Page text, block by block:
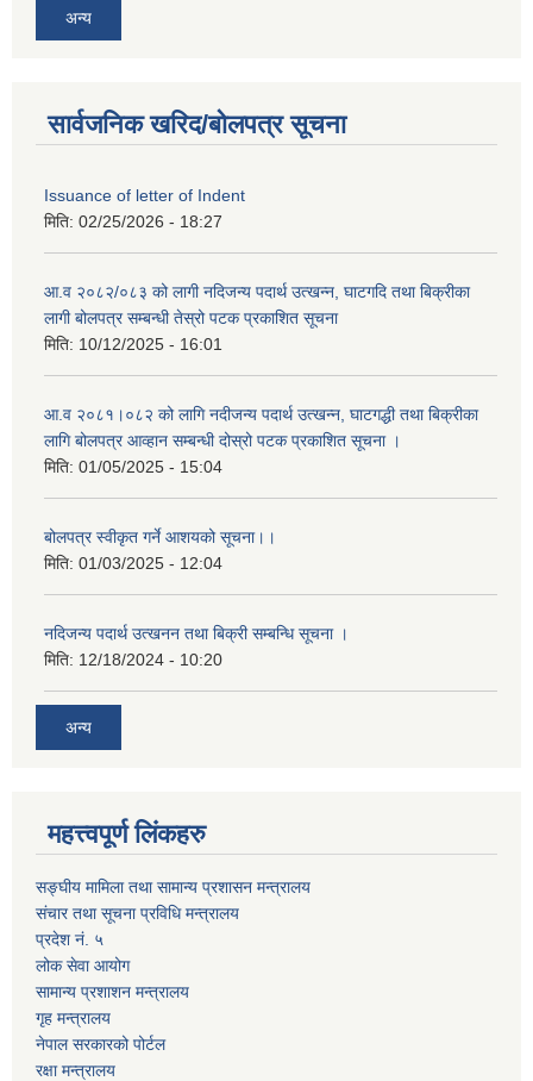
अन्य
सार्वजनिक खरिद/बोलपत्र सूचना
Issuance of letter of Indent
मिति: 02/25/2026 - 18:27
आ.व २०८२/०८३ को लागी नदिजन्य पदार्थ उत्खन्न, घाटगदि तथा बिक्रीका
लागी बोलपत्र सम्बन्धी तेस्रो पटक प्रकाशित सूचना
मिति: 10/12/2025 - 16:01
आ.व २०८१।०८२ को लागि नदीजन्य पदार्थ उत्खन्न, घाटगद्धी तथा बिक्रीका
लागि बोलपत्र आव्हान सम्बन्धी दोस्रो पटक प्रकाशित सूचना ।
मिति: 01/05/2025 - 15:04
बोलपत्र स्वीकृत गर्ने आशयको सूचना।।
मिति: 01/03/2025 - 12:04
नदिजन्य पदार्थ उत्खनन तथा बिक्री सम्बन्धि सूचना ।
मिति: 12/18/2024 - 10:20
अन्य
महत्त्वपूर्ण लिंकहरु
सङ्घीय मामिला तथा सामान्य प्रशासन मन्त्रालय
संचार तथा सूचना प्रविधि मन्त्रालय
प्रदेश नं. ५
लोक सेवा आयोग
सामान्य प्रशाशन मन्त्रालय
गृह मन्त्रालय
नेपाल सरकारको पोर्टल
रक्षा मन्त्रालय